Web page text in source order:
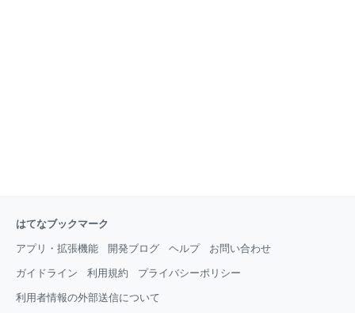
はてなブックマーク
アプリ・拡張機能 開発ブログ ヘルプ お問い合わせ
ガイドライン 利用規約 プライバシーポリシー
利用者情報の外部送信について